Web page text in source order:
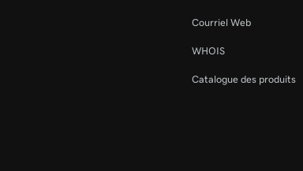
Courriel Web
WHOIS
Catalogue des produits